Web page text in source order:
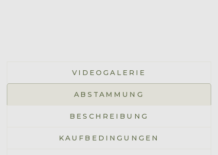
VIDEOGALERIE
ABSTAMMUNG
BESCHREIBUNG
KAUFBEDINGUNGEN